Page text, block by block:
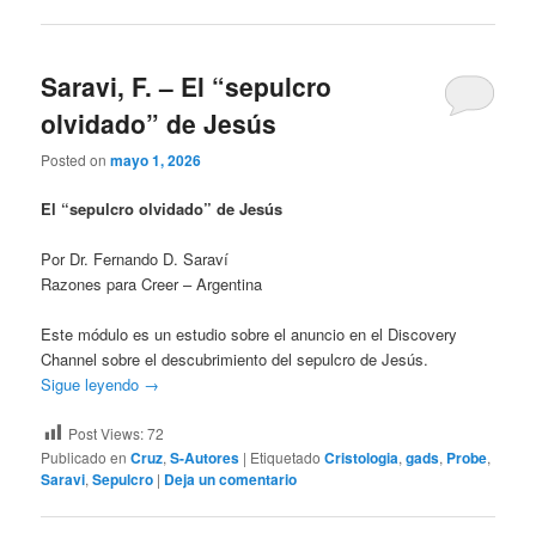
Saravi, F. – El “sepulcro
olvidado” de Jesús
Posted onmayo 1, 2026
El “sepulcro olvidado” de Jesús
Por Dr. Fernando D. Saraví
Razones para Creer – Argentina
Este módulo es un estudio sobre el anuncio en el Discovery
Channel sobre el descubrimiento del sepulcro de Jesús.
Sigue leyendo →
Post Views:72
Publicado en Cruz,S-Autores | Etiquetado Cristologia,gads, Probe,
Saravi,Sepulcro | Deja un comentario